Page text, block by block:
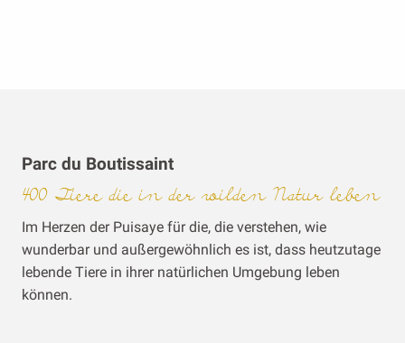
Parc du Boutissaint
400 Tiere die in der wilden Natur leben
Im Herzen der Puisaye für die, die verstehen, wie
wunderbar und außergewöhnlich es ist, dass heutzutage
lebende Tiere in ihrer natürlichen Umgebung leben
können.